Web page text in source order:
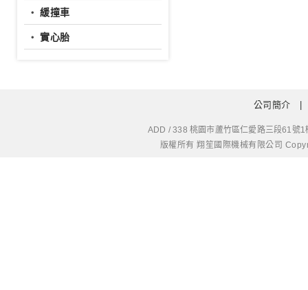
‧緩撞車
‧實心胎
公司簡介
ADD / 338 桃園市蘆竹區仁愛路三
版權所有 翔笙國際機械有限公司